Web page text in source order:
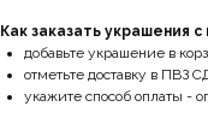
Как заказать украшения
добавьте украшение в
отметьте доставку в ПВЗ
укажите способ оплаты -